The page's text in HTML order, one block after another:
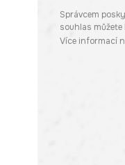
Správcem
souhlas můžete
Více informací